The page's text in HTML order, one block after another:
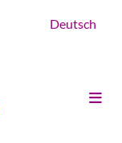
Deutsch